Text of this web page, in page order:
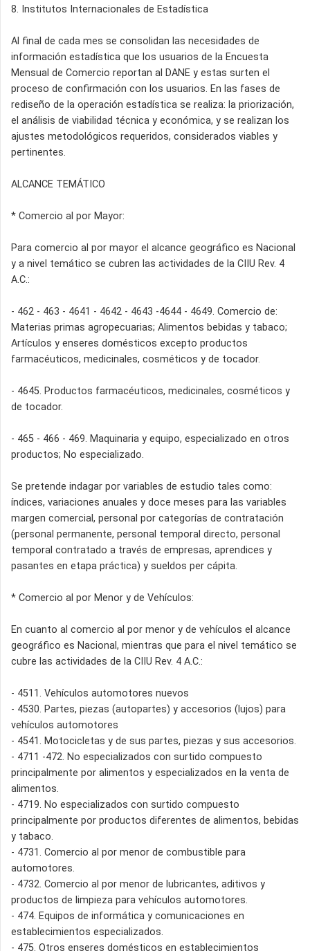
8. Institutos Internacionales de Estadística
Al final de cada mes se consolidan las necesidades de
información estadística que los usuarios de la Encuesta
Mensual de Comercio reportan al DANE y estas surten el
proceso de confirmación con los usuarios. En las fases de
rediseño de la operación estadística se realiza: la priorización,
el análisis de viabilidad técnica y económica, y se realizan los
ajustes metodológicos requeridos, considerados viables y
pertinentes.
ALCANCE TEMÁTICO
* Comercio al por Mayor:
Para comercio al por mayor el alcance geográfico es Nacional
y a nivel temático se cubren las actividades de la CIIU Rev. 4
A.C.:
- 462 - 463 - 4641 - 4642 - 4643 -4644 - 4649. Comercio de:
Materias primas agropecuarias; Alimentos bebidas y tabaco;
Artículos y enseres domésticos excepto productos
farmacéuticos, medicinales, cosméticos y de tocador.
- 4645. Productos farmacéuticos, medicinales, cosméticos y
de tocador.
- 465 - 466 - 469. Maquinaria y equipo, especializado en otros
productos; No especializado.
Se pretende indagar por variables de estudio tales como:
índices, variaciones anuales y doce meses para las variables
margen comercial, personal por categorías de contratación
(personal permanente, personal temporal directo, personal
temporal contratado a través de empresas, aprendices y
pasantes en etapa práctica) y sueldos per cápita.
* Comercio al por Menor y de Vehículos:
En cuanto al comercio al por menor y de vehículos el alcance
geográfico es Nacional, mientras que para el nivel temático se
cubre las actividades de la CIIU Rev. 4 A.C.:
- 4511. Vehículos automotores nuevos
- 4530. Partes, piezas (autopartes) y accesorios (lujos) para
vehículos automotores
- 4541. Motocicletas y de sus partes, piezas y sus accesorios.
- 4711 -472. No especializados con surtido compuesto
principalmente por alimentos y especializados en la venta de
alimentos.
- 4719. No especializados con surtido compuesto
principalmente por productos diferentes de alimentos, bebidas
y tabaco.
- 4731. Comercio al por menor de combustible para
automotores.
- 4732. Comercio al por menor de lubricantes, aditivos y
productos de limpieza para vehículos automotores.
- 474. Equipos de informática y comunicaciones en
establecimientos especializados.
- 475. Otros enseres domésticos en establecimientos